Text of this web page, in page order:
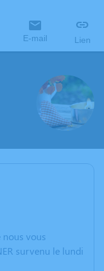
E-mail Lien
nous vous
survenu le lundi